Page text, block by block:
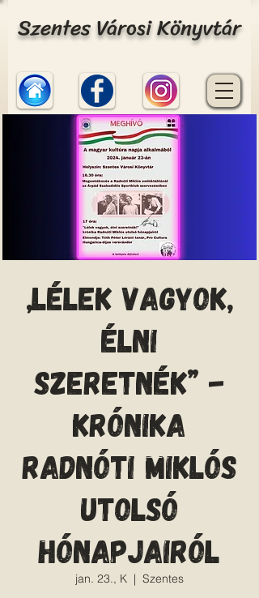
Szentes Városi Könyvtár
„Lélek vagyok,
élni
szeretnék” -
krónika
Radnóti Miklós
utolsó
hónapjairól
jan. 23., K
  |
Szentes